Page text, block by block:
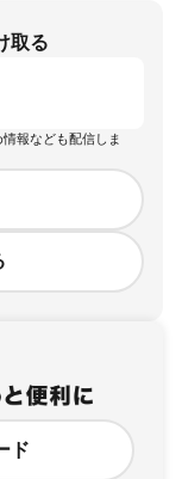
取る
報なども配信しま
ド